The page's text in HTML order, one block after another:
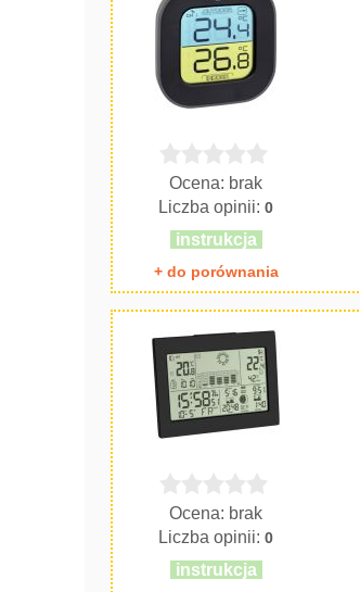
Ocena: brak
Liczba opinii:0
instrukcja
+ do porównania
Ocena: brak
Liczba opinii:0
instrukcja